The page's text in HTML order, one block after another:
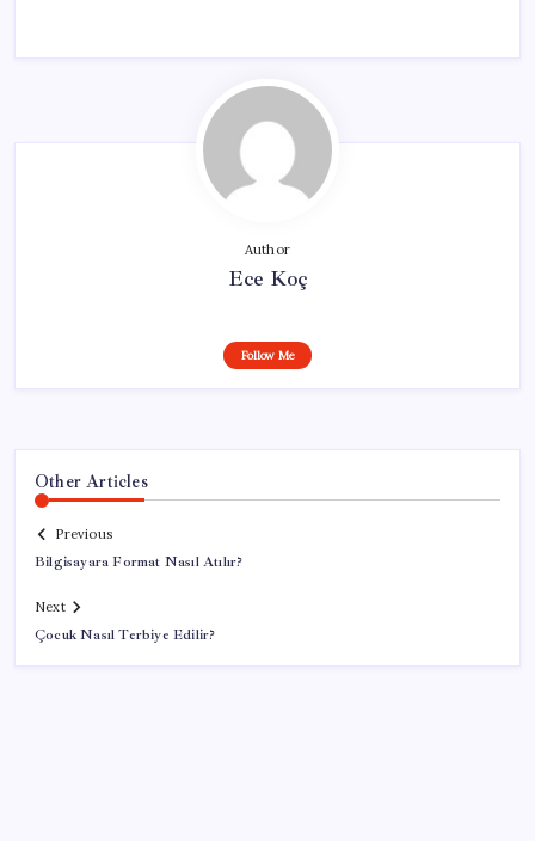
Author
Ece Koç
Follow Me
Other Articles
Previous
Bilgisayara Format Nasıl Atılır?
Next
Çocuk Nasıl Terbiye Edilir?